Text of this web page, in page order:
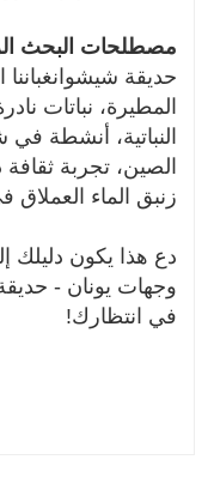
مصطلحات البحث
حديقة
المطيرة، نباتات
النباتية، أنشطة في
الصين، تجربة
زنبق الماء العملاق
دع هذا يكون دليلك
وجهات يونان - حديقة
في انتظارك!